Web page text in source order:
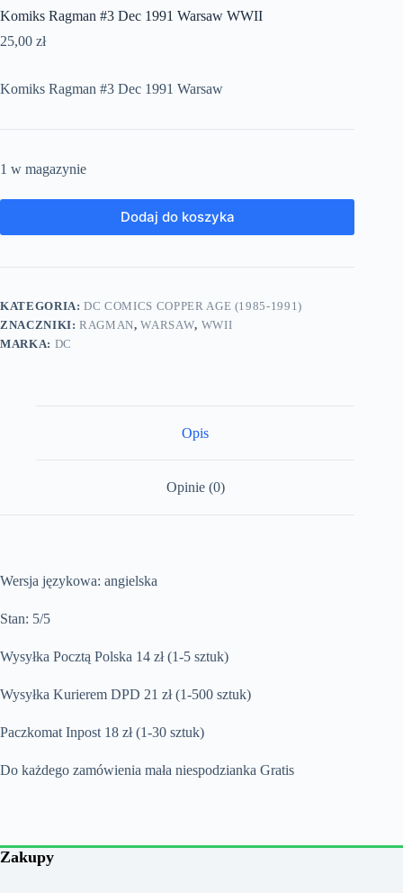
Komiks Ragman #3 Dec 1991 Warsaw WWII
25,00 zł
Komiks Ragman #3 Dec 1991 Warsaw
1 w magazynie
Dodaj do koszyka
KATEGORIA:DC COMICS COPPER AGE (1985-1991)
ZNACZNIKI:RAGMAN,WARSAW, WWII
MARKA: DC
Opis
Opinie (0)
Wersja językowa: angielska
Stan: 5/5
Wysyłka Pocztą Polska 14 zł (1-5 sztuk)
Wysyłka Kurierem DPD 21 zł (1-500 sztuk)
Paczkomat Inpost 18 zł (1-30 sztuk)
Do każdego zamówienia mała niespodzianka Gratis
Zakupy